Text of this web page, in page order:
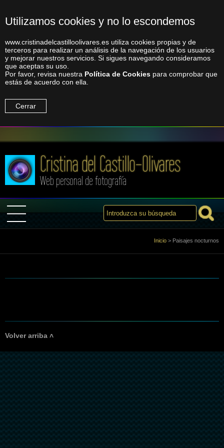
Utilizamos cookies y no lo escondemos
www.cristinadelcastilloolivares.es utiliza cookies propias y de
terceros para realizar un análisis de la navegación de los usuarios
y mejorar nuestros servicios. Si sigues navegando consideramos
que aceptas su uso.
Por favor, revisa nuestra Política de Cookies para comprobar que
estás de acuerdo con ella.
Cerrar
Cristina del Castillo-Olivares
Web personal de fotografía
Enlaces
Contacto
Inicio > Paisajes nocturnos
Volver arriba ˄